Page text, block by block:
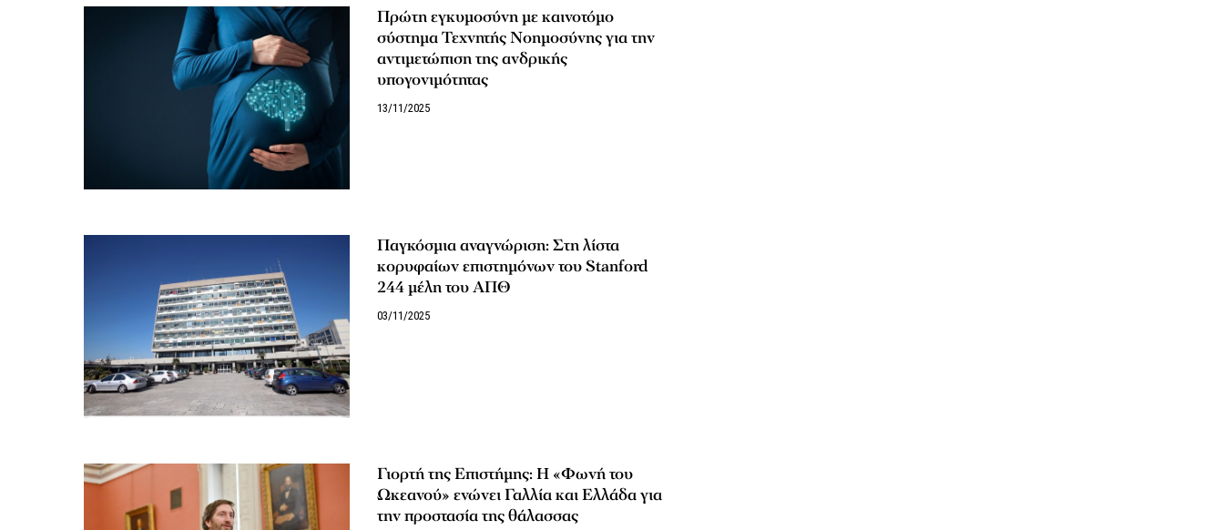
Πρώτη εγκυμοσύνη με καινοτόμο
σύστημα Τεχνητής Νοημοσύνης για την
αντιμετώπιση της ανδρικής
υπογονιμότητας
13/11/2025
Παγκόσμια αναγνώριση: Στη λίστα
κορυφαίων επιστημόνων του Stanford
244 μέλη του ΑΠΘ
03/11/2025
Γιορτή της Επιστήμης: Η «Φωνή του
Ωκεανού» ενώνει Γαλλία και Ελλάδα για
την προστασία της θάλασσας